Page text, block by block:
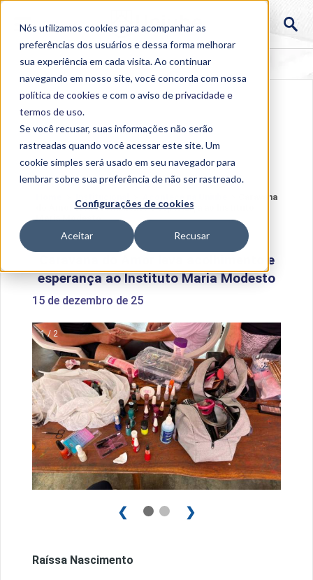
Nós utilizamos cookies para acompanhar as
preferências dos usuários e dessa forma melhorar
sua experiência em cada visita. Ao continuar
navegando em nosso site, você concorda com nossa
política de cookies e com o aviso deprivacidade e
termos de uso.
Se você recusar, suas informações não serão
rastreadas quando você acessar este site. Um
cookie simples será usado em seu navegador para
lembrar sobre sua preferência de não ser rastreado.
Configurações de cookies
Aceitar Recusar
Caravana
do Amor leva acolhimento e esperança ao Instituto
Maria Modesto
Caravana do Amor leva acolhimento e
esperança ao Instituto Maria Modesto
15 de dezembro de 25
1 / 2
❮ ❯
Raíssa Nascimento